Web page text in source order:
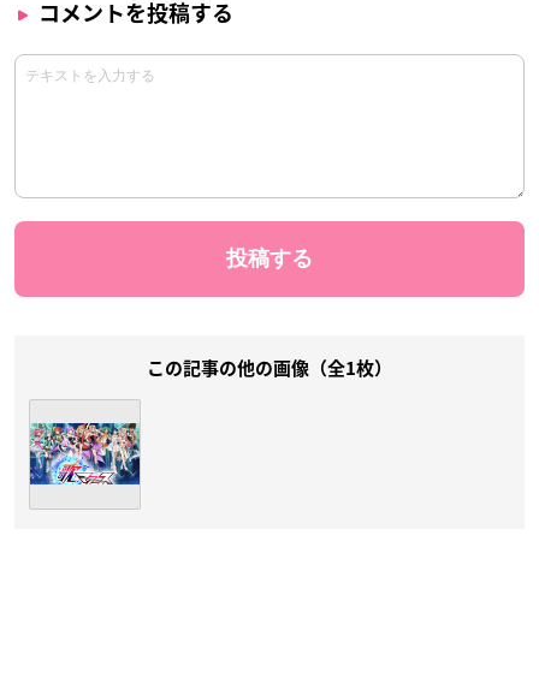
コメントを投稿する
この記事の他の画像（全1枚）